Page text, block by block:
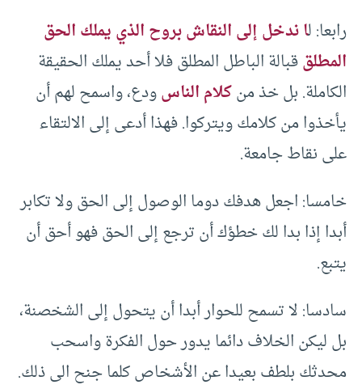
رابعا: لا ندخل إلى النقاش بروح الذي يملك الحق
المطلققبالة الباطل المطلق فلا أحد يملك الحقيقة
الكاملة. بل خذ منكلام الناسودع، واسمح لهم أن
يأخذوا من كلامك ويتركوا. فهذا أدعى إلى الالتقاء
على نقاط جامعة.
خامسا: اجعل هدفك دوما الوصول إلى الحق ولا تكابر
أبدا إذا بدا لك خطؤك أن ترجع إلى الحق فهو أحق أن
يتبع.
سادسا: لا تسمح للحوار أبدا أن يتحول إلى الشخصنة،
بل ليكن الخلاف دائما يدور حول الفكرة واسحب
محدثك بلطف بعيدا عن الأشخاص كلما جنح الى ذلك.